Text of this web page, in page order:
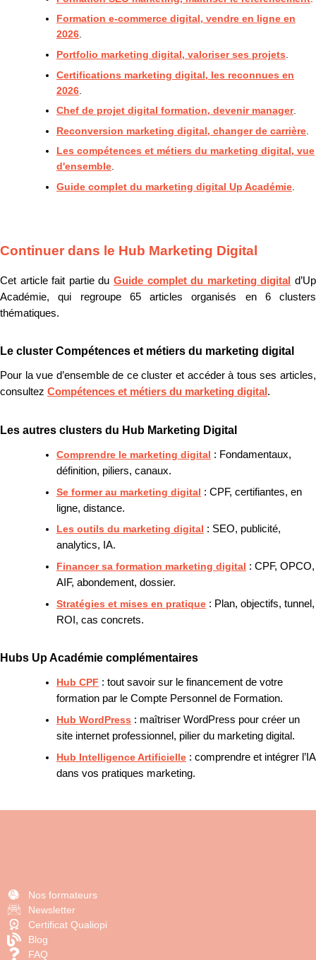
Formation e-commerce digital, vendre en ligne en
2026.
Portfolio marketing digital, valoriser ses projets
Certifications marketing digital, les reconnues en
2026
Chef de projet digital formation, devenir manager.
Reconversion marketing digital, changer de carrière
Les compétences et métiers du marketing digital, vue
d'ensemble.
Guide complet du marketing digital Up Académie
Continuer dans le Hub Marketing Digital
Cet article fait partie du Guide complet du marketing digital d’Up
Académie, qui regroupe 65 articles organisés en 6 clusters
thématiques.
Le cluster Compétences et métiers du marketing digital
Pour la vue d’ensemble de ce cluster et accéder à tous ses articles,
consultez Compétences et métiers du marketing digital .
Les autres clusters du Hub Marketing Digital
Comprendre le marketing digital : Fondamentaux,
définition, piliers, canaux.
Se former au marketing digital : CPF, certifiantes, en
ligne, distance.
Les outils du marketing digital : SEO, publicité,
analytics, IA.
Financer sa formation marketing digital : CPF, OPCO,
AIF, abondement, dossier.
Stratégies et mises en pratique : Plan, objectifs, tunnel,
ROI, cas concrets.
Hubs Up Académie complémentaires
Hub CPF : tout savoir sur le financement de votre
formation par le Compte Personnel de Formation.
Hub WordPress : maîtriser WordPress pour créer un
site internet professionnel, pilier du marketing digital.
Hub Intelligence Artificielle : comprendre et intégrer l’IA
dans vos pratiques marketing.
Nos formateurs
Newsletter
Certificat Qualiopi
Blog
FAQ